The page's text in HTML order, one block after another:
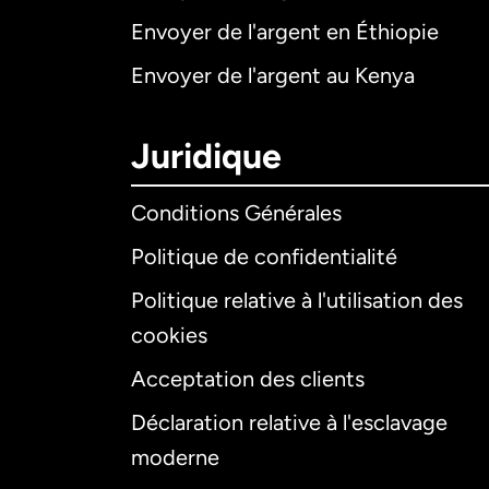
Envoyer de l'argent en Éthiopie
Envoyer de l'argent au Kenya
Juridique
Conditions Générales
Politique de confidentialité
Politique relative à l'utilisation des
cookies
Acceptation des clients
Déclaration relative à l'esclavage
moderne